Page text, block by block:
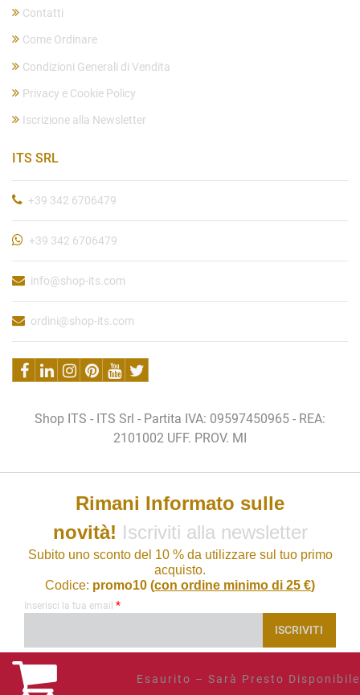
Esaurito – Sarà Presto Disponibile
Contatti
Come Ordinare
Condizioni Generali di Vendita
Privacy e Cookie Policy
Iscrizione alla Newsletter
ITS SRL
+39 342 6706479
+39 342 6706479
info@shop-its.com
ordini@shop-its.com
Shop ITS - ITS Srl - Partita IVA: 09597450965 - REA:
2101002 UFF. PROV. MI
Rimani Informato sulle
novità! Iscriviti alla newsletter
Subito uno sconto del 10 % da utilizzare sul tuo primo
acquisto.
Codice: promo10 (con ordine minimo di 25 €)
Inserisci la tua email *